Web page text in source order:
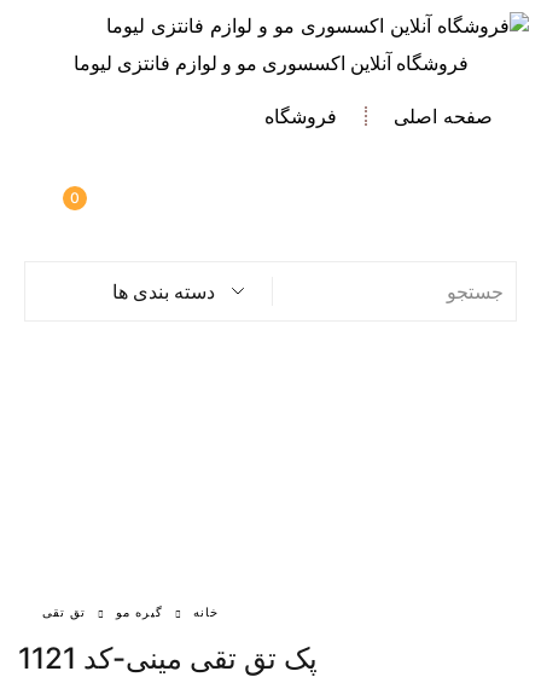
فروشگاه آنلاین اکسسوری مو و لوازم فانتزی لیوما
صفحه اصلی فروشگاه
0
دسته بندی ها
خانه گیره مو تق تقی
پک تق تقی مینی-کد 1121